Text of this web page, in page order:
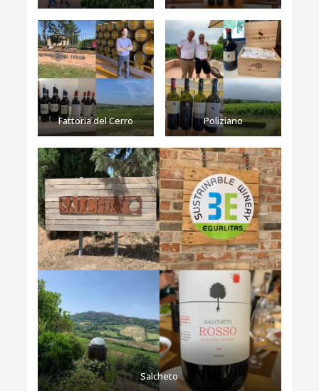
Fattoria del Cerro Poliziano
Salcheto